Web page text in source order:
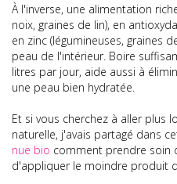
À l'inverse, une alimentation
noix, graines de lin), en
en zinc (légumineuses, graines
peau de l'intérieur. Boire
litres par jour, aide aussi à
une peau bien hydratée.
Et si vous cherchez à aller plus
naturelle, j'avais partagé dans
nue bio comment prendre soin
d'appliquer le moindre produit